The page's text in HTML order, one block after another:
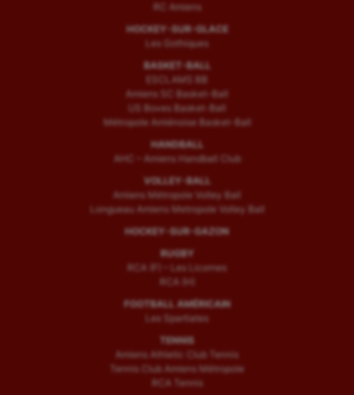
RC Amiens
HOCKEY-SUR-GLACE
Les Gothiques
BASKET-BALL
ESCLAMS BB
Amiens SC Basket-Ball
US Boves Basket-Ball
Métropole Amiénoise Basket-Ball
HANDBALL
AHC – Amiens Handball Club
VOLLEY-BALL
Amiens Métropole Volley Ball
Longueau Amiens Metropole Volley Ball
HOCKEY-SUR-GAZON
RUGBY
RCA (F) – Les Licornes
RCA (H)
FOOTBALL AMÉRICAIN
Les Spartiates
TENNIS
Amiens Athletic Club Tennis
Tennis Club Amiens Métropole
RCA Tennis